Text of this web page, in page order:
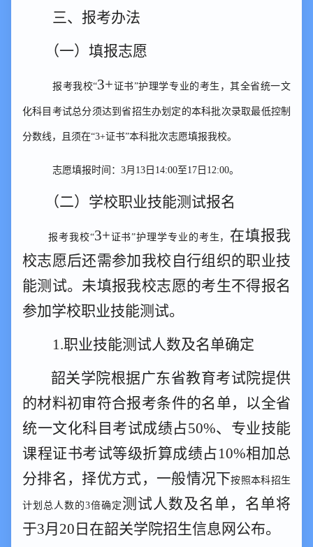
三、报考办法
（一）填报志愿
报考我校“3+证书”护理学专业的考生，其全省统一文
化科目考试总分须达到省招生办划定的本科批次录取最低控制
分数线，且须在“3+证书”本科批次志愿填报我校。
志愿填报时间： 3月13日14:00至17日12:00。
（二）学校职业技能测试报名
报考我校“3+证书”护理学专业的考生， 在填报我
校志愿后还需参加我校自行组织的职业技
能测试。未填报我校志愿的考生不得报名
参加学校职业技能测试。
1.职业技能测试人数及名单确定
韶关学院根据广东省教育考试院提供
的材料初审符合报考条件的名单，以全省
统一文化科目考试成绩占50%、专业技能
课程证书考试等级折算成绩占10%相加总
分排名 ， 择优方式， 一般情况下按照本科招生
计划总人数的3倍确定 测试 人数及名单 ， 名单将
于3月 20 日 在韶关学院招生信息网公布。